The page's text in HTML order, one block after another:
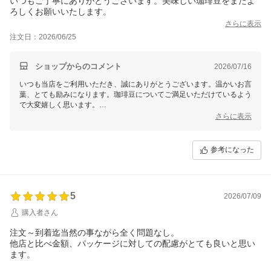
ろしくお願いいたします。
さらに表示
注文日：2026/06/25
ショップからのコメント 2026/07/16
いつも当店をご利用いただき、誠にありがとうございます。温かいお言
葉、とても励みになります。珈琲豆についてご満足いただけているよう
で大変嬉しく思います。
新しいご要望がございましたら、ぜひお気軽にお知らせください。また
さらに表示
参考になった
5
2026/07/09
購入者さん
注文～到着迄当然の事ながら全く問題なし。
他店と比べ金額、パッケージに対しての配慮がとても良いと思い
ます。